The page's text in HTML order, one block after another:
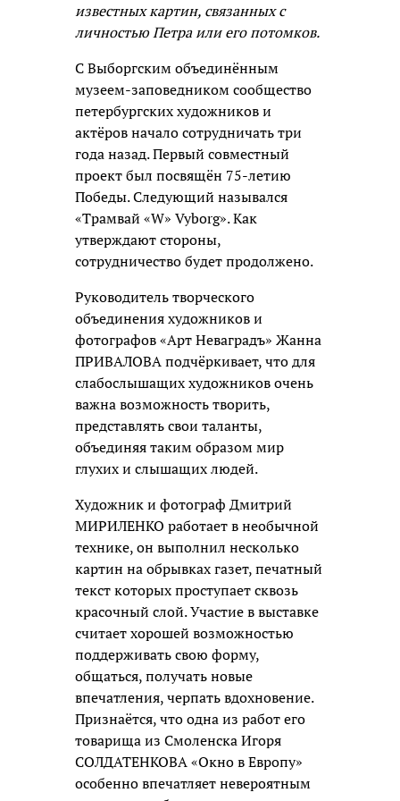
известных картин, связанных с
личностью Петра или его потомков.
С Выборгским объединённым
музеем-заповедником сообщество
петербургских художников и
актёров начало сотрудничать три
года назад. Первый совместный
проект был посвящён 75-летию
Победы. Следующий назывался
«Трамвай «W» Vyborg». Как
утверждают стороны,
сотрудничество будет продолжено.
Руководитель творческого
объединения художников и
фотографов «Арт Неваградъ» Жанна
ПРИВАЛОВА подчёркивает, что для
слабослышащих художников очень
важна возможность творить,
представлять свои таланты,
объединяя таким образом мир
глухих и слышащих людей.
Художник и фотограф Дмитрий
МИРИЛЕНКО работает в необычной
технике, он выполнил несколько
картин на обрывках газет, печатный
текст которых проступает сквозь
красочный слой. Участие в выставке
считает хорошей возможностью
поддерживать свою форму,
общаться, получать новые
впечатления, черпать вдохновение.
Признаётся, что одна из работ его
товарища из Смоленска Игоря
СОЛДАТЕНКОВА «Окно в Европу»
особенно впечатляет невероятным